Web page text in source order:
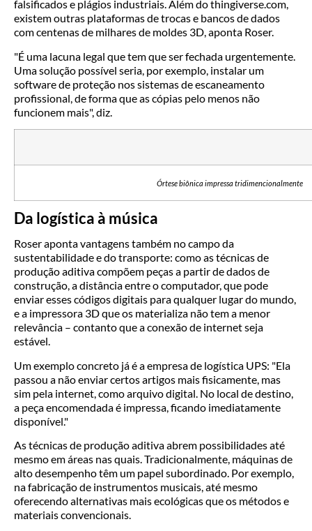
falsificados e plágios industriais. Além do thingiverse.com,
existem outras plataformas de trocas e bancos de dados
com centenas de milhares de moldes 3D, aponta Roser.
"É uma lacuna legal que tem que ser fechada urgentemente.
Uma solução possível seria, por exemplo, instalar um
software de proteção nos sistemas de escaneamento
profissional, de forma que as cópias pelo menos não
funcionem mais", diz.
Órtese biônica impressa tridimencionalmente
Da logística à música
Roser aponta vantagens também no campo da
sustentabilidade e do transporte: como as técnicas de
produção aditiva compõem peças a partir de dados de
construção, a distância entre o computador, que pode
enviar esses códigos digitais para qualquer lugar do mundo,
e a impressora 3D que os materializa não tem a menor
relevância – contanto que a conexão de internet seja
estável.
Um exemplo concreto já é a empresa de logística UPS: "Ela
passou a não enviar certos artigos mais fisicamente, mas
sim pela internet, como arquivo digital. No local de destino,
a peça encomendada é impressa, ficando imediatamente
disponível."
As técnicas de produção aditiva abrem possibilidades até
mesmo em áreas nas quais. Tradicionalmente, máquinas de
alto desempenho têm um papel subordinado. Por exemplo,
na fabricação de instrumentos musicais, até mesmo
oferecendo alternativas mais ecológicas que os métodos e
materiais convencionais.